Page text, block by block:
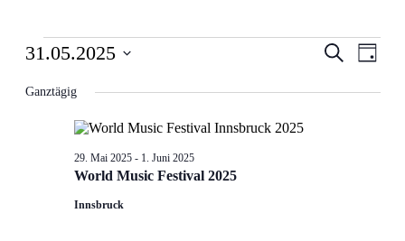
Veranstaltungen
31.
und
Suche
Tag
31.05.2025
wählen.
Ganztägig
World Music Festival 2025
29. Mai 2025- 1. Juni 2025
Innsbruck